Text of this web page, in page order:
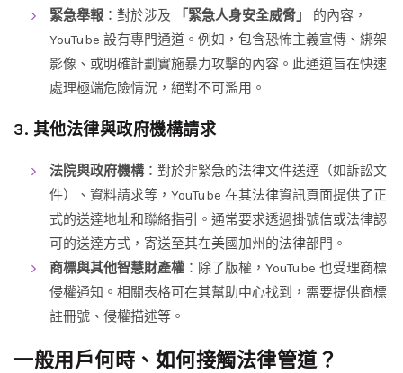
緊急舉報 ：對於涉及 「緊急人身安全威脅」
的內容，
YouTube 設有專門通道。例如，包含恐怖主義宣傳、綁架
影像、或明確計劃實施暴力攻擊的內容。此通道旨在快速
處理極端危險情況，絕對不可濫用。
3. 其他法律與政府機構請求
法院與政府機構：對於非緊急的法律文件送達（如訴訟文
件）、資料請求等，YouTube 在其法律資訊頁面提供了正
式的送達地址和聯絡指引。通常要求透過掛號信或法律認
可的送達方式，寄送至其在美國加州的法律部門。
商標與其他智慧財產權 ：除了版權，YouTube 也受理商標
侵權通知。相關表格可在其幫助中心找到，需要提供商標
註冊號、侵權描述等。
一般用戶何時、如何接觸法律管道？